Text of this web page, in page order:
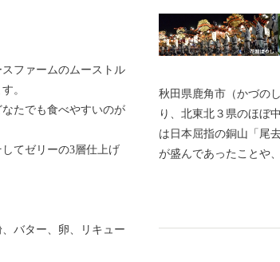
ファームのムーストル
。
たでも食べやすいのが
てゼリーの3層仕上げ
バター、卵、リキュー
秋田県鹿角市（かづの
り、北東北３県のほぼ
は日本屈指の銅山「尾
が盛んであったことや
ることなどから、人の